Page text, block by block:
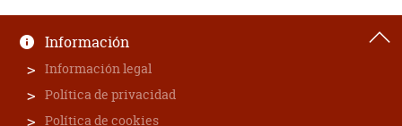
Información
Información legal
Política de privacidad
Política de cookies